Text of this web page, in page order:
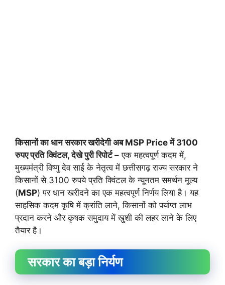
किसानों का धान सरकार खरीदेगी अब MSP Price में 3100
रुपए प्रति क्विंटल, देखे पुरी रिपोर्ट – एक महत्वपूर्ण कदम में,
मुख्यमंत्री विष्णु देव साई के नेतृत्व में छत्तीसगढ़ राज्य सरकार ने
किसानों से 3100 रुपये प्रति क्विंटल के न्यूनतम समर्थन मूल्य
(MSP) पर धान खरीदने का एक महत्वपूर्ण निर्णय लिया है। यह
साहसिक कदम कृषि में क्रांति लाने, किसानों को पर्याप्त लाभ
प्रदान करने और कृषक समुदाय में खुशी की लहर लाने के लिए
तैयार है।
सरकार का बड़ा निर्यण